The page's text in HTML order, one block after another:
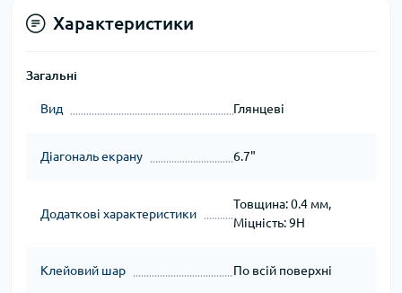
Характеристики
Загальні
Вид Глянцеві
Діагональ екрану 6.7"
Додаткові характеристики
Товщина: 0.4 мм,
Міцність: 9H
Клейовий шар По всій поверхні